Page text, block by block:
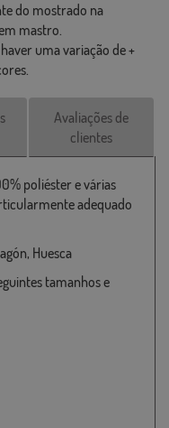
do mostrado na
mastro.
uma variação de +
Avaliações de
clientes
poliéster e várias
adequado
Huesca
tamanhos e